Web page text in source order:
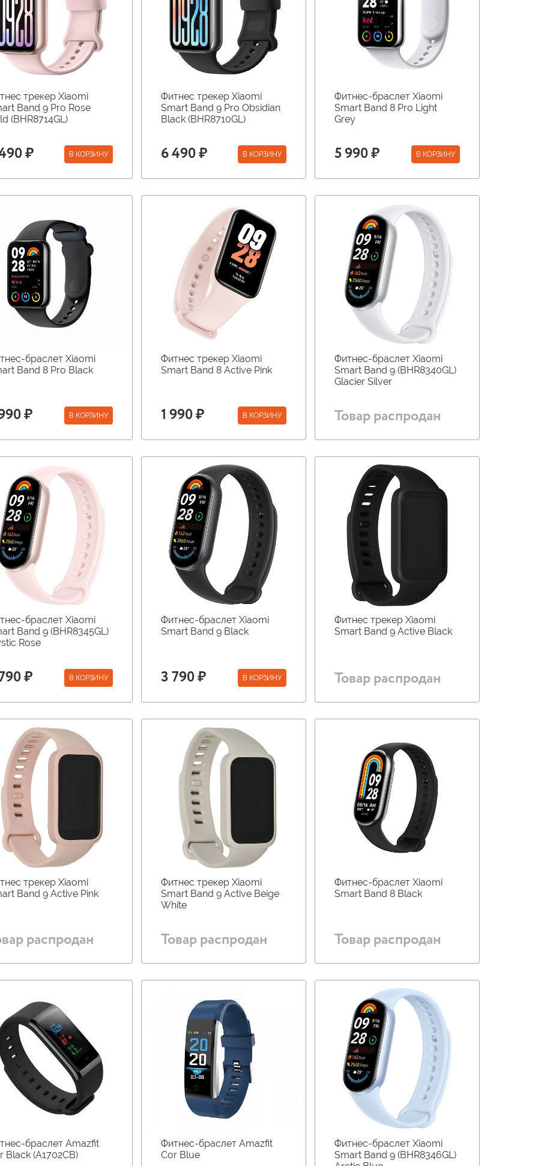
трекер Xiaomi
Band 9 Pro Rose
(BHR8714GL)
₽ В КОРЗИНУ
Фитнес трекер Xiaomi
Smart Band 9 Pro Obsidian
Black (BHR8710GL)
6 490 ₽ В КОРЗИНУ
Фитнес-браслет Xiaomi
Smart Band 8 Pro Light
Grey
5 990 ₽ В КОРЗИНУ
браслет Xiaomi
Band 8 Pro Black
₽ В КОРЗИНУ
Фитнес трекер Xiaomi
Smart Band 8 Active Pink
1 990 ₽ В КОРЗИНУ
Фитнес-браслет Xiaomi
Smart Band 9 (BHR8340GL)
Glacier Silver
Товар распродан
браслет Xiaomi
Band 9 (BHR8345GL)
Rose
₽ В КОРЗИНУ
Фитнес-браслет Xiaomi
Smart Band 9 Black
3 790 ₽ В КОРЗИНУ
Фитнес трекер Xiaomi
Smart Band 9 Active Black
Товар распродан
трекер Xiaomi
Band 9 Active Pink
распродан
Фитнес трекер Xiaomi
Smart Band 9 Active Beige
White
Товар распродан
Фитнес-браслет Xiaomi
Smart Band 8 Black
Товар распродан
браслет Amazfit
Black (A1702CB)
Фитнес-браслет Amazfit
Cor Blue
Фитнес-браслет Xiaomi
Smart Band 9 (BHR8346GL)